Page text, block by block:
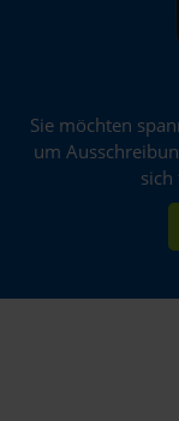
Sie möchten
um